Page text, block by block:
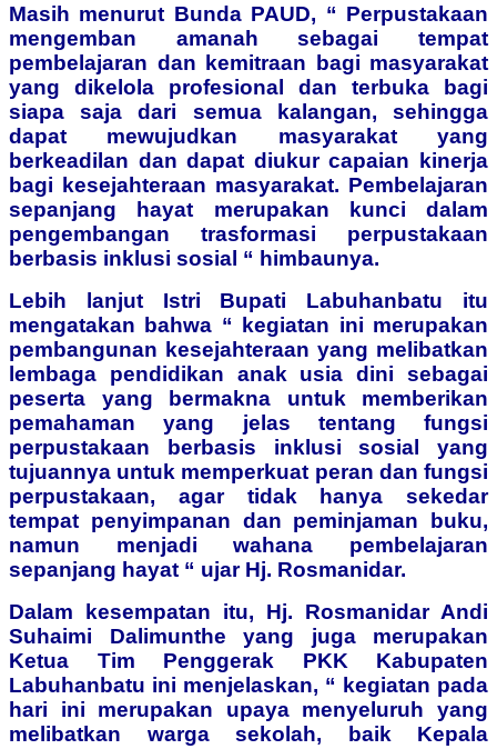
Masih menurut Bunda PAUD, “ Perpustakaan
mengemban amanah sebagai tempat
pembelajaran dan kemitraan bagi masyarakat
yang dikelola profesional dan terbuka bagi
siapa saja dari semua kalangan, sehingga
dapat mewujudkan masyarakat yang
berkeadilan dan dapat diukur capaian kinerja
bagi kesejahteraan masyarakat. Pembelajaran
sepanjang hayat merupakan kunci dalam
pengembangan trasformasi perpustakaan
berbasis inklusi sosial “ himbaunya.
Lebih lanjut Istri Bupati Labuhanbatu itu
mengatakan bahwa “ kegiatan ini merupakan
pembangunan kesejahteraan yang melibatkan
lembaga pendidikan anak usia dini sebagai
peserta yang bermakna untuk memberikan
pemahaman yang jelas tentang fungsi
perpustakaan berbasis inklusi sosial yang
tujuannya untuk memperkuat peran dan fungsi
perpustakaan, agar tidak hanya sekedar
tempat penyimpanan dan peminjaman buku,
namun menjadi wahana pembelajaran
sepanjang hayat “ ujar Hj. Rosmanidar.
Dalam kesempatan itu, Hj. Rosmanidar Andi
Suhaimi Dalimunthe yang juga merupakan
Ketua Tim Penggerak PKK Kabupaten
Labuhanbatu ini menjelaskan, “ kegiatan pada
hari ini merupakan upaya menyeluruh yang
melibatkan warga sekolah, baik Kepala